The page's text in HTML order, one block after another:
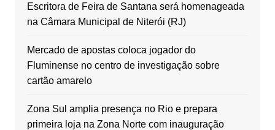
Escritora de Feira de Santana será homenageada
na Câmara Municipal de Niterói (RJ)
Mercado de apostas coloca jogador do
Fluminense no centro de investigação sobre
cartão amarelo
Zona Sul amplia presença no Rio e prepara
primeira loja na Zona Norte com inauguração